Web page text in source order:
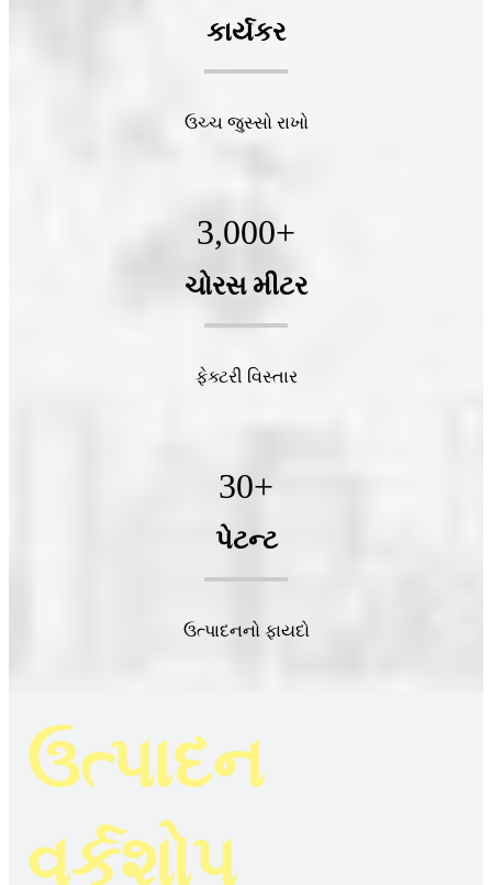
કાર્યકર
ઉચ્ચ જુસ્સો રાખો
3,000+
ચોરસ મીટર
ફેક્ટરી વિસ્તાર
30+
પેટન્ટ
ઉત્પાદનનો ફાયદો
ઉત્પાદન
વર્કશોપ